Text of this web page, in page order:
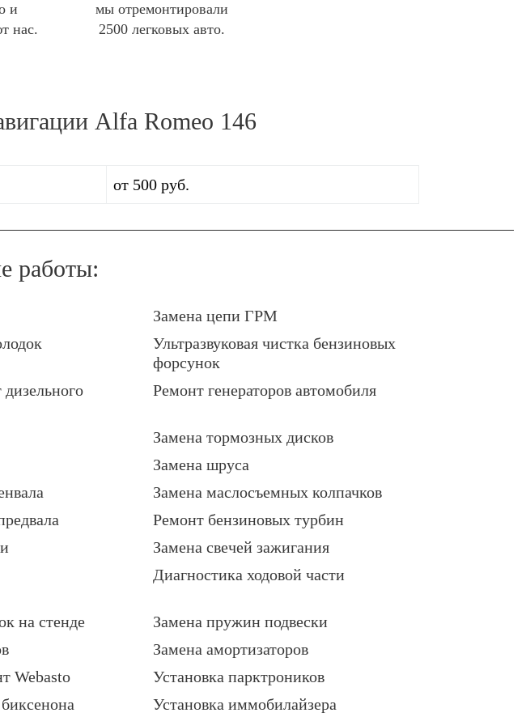
и
нас.
мы отремонтировали
2500 легковых авто.
Alfa Romeo 146
от 500 руб.
работы:
Замена цепи ГРМ
Ультразвуковая чистка бензиновых
форсунок
Ремонт генераторов автомобиля
Замена тормозных дисков
Замена шруса
Замена маслосъемных колпачков
Ремонт бензиновых турбин
Замена свечей зажигания
Диагностика ходовой части
на стенде
Замена пружин подвески
Замена амортизаторов
Webasto
Установка парктроников
Установка иммобилайзера